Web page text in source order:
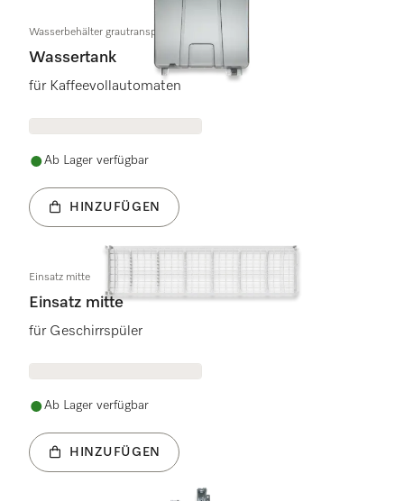
Wasserbehälter grautransparent
Wassertank
für Kaffeevollautomaten
Ab Lager verfügbar
HINZUFÜGEN
Einsatz mitte
Einsatz mitte
für Geschirrspüler
Ab Lager verfügbar
HINZUFÜGEN